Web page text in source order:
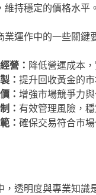
維持穩定的價格水平。
運作中的一些關鍵
營： 降低營運成本
： 提升回收黃金的市
： 增強市場競爭力與
： 有效管理風險，穩
： 確保交易符合市場
，透明度與專業知識